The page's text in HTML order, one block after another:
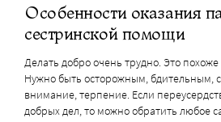
Особенности оказания
сестринской помощи
Делать добро очень трудно. Это
Нужно быть осторожным, бдительным,
внимание, терпение. Если
добрых дел, то можно обратить любое